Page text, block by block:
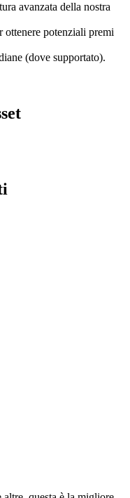
avanzata della nostra
potenziali premi
(dove supportato).